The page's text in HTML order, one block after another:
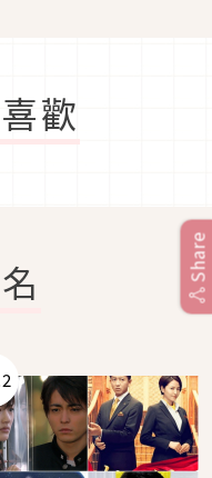
歡
2
Share